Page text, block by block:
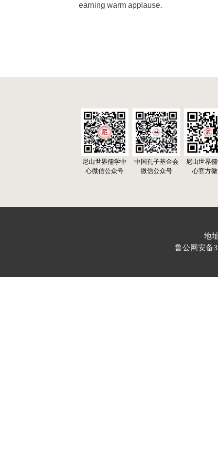
earning warm applause.
尼山世界儒学中
心微信公众号
中国孔子基金会
微信公众号
尼山世界
心官方
地
鲁公网安备